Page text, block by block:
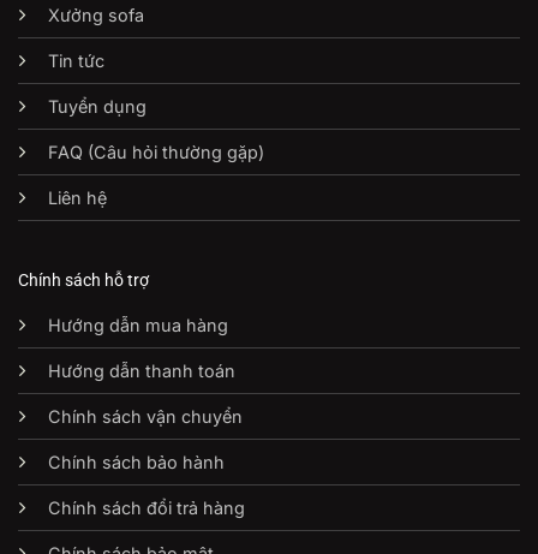
Xưởng sofa
Tin tức
Tuyển dụng
FAQ (Câu hỏi thường gặp)
Liên hệ
Chính sách hỗ trợ
Hướng dẫn mua hàng
Hướng dẫn thanh toán
Chính sách vận chuyển
Chính sách bảo hành
Chính sách đổi trả hàng